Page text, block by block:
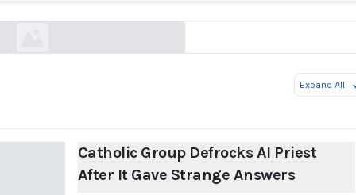
Expand All
Catholic Group Defrocks AI Priest
After It Gave Strange Answers